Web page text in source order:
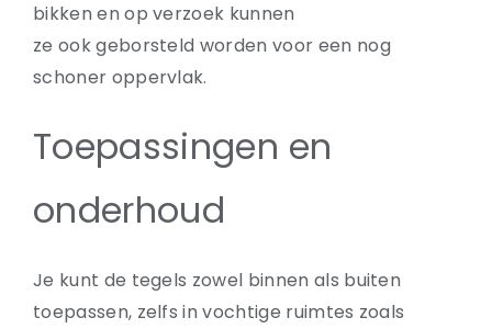
bikken en op verzoek kunnen
ze ook geborsteld worden voor een nog
schoner oppervlak.
Toepassingen en
onderhoud
Je kunt de tegels zowel binnen als buiten
toepassen, zelfs in vochtige ruimtes zoals